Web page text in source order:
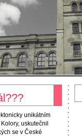
unikátním
uskutečnil
se v České